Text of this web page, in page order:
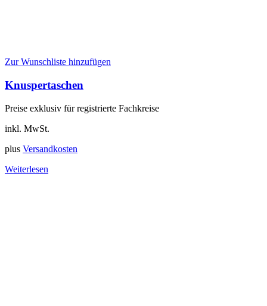
Zur Wunschliste hinzufügen
Knuspertaschen
Preise exklusiv für registrierte Fachkreise
inkl. MwSt.
plus Versandkosten
Weiterlesen